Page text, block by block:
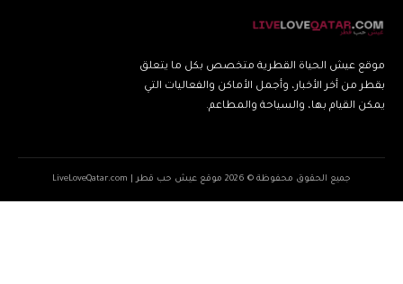
موقع عيش الحياة القطرية متخصص بكل ما يتعلق
بقطر من أخر الأخبار، وأجمل الأماكن والفعاليات التي
يمكن القيام بها، والسياحة والمطاعم.
جميع الحقوق محفوظة © 2026 موقع عيش حب قطر | LiveLoveQatar.com